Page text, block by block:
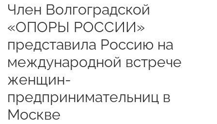
Член Волгоградской
«ОПОРЫ РОССИИ»
представила Россию на
международной встрече
женщин-
предпринимательниц в
Москве